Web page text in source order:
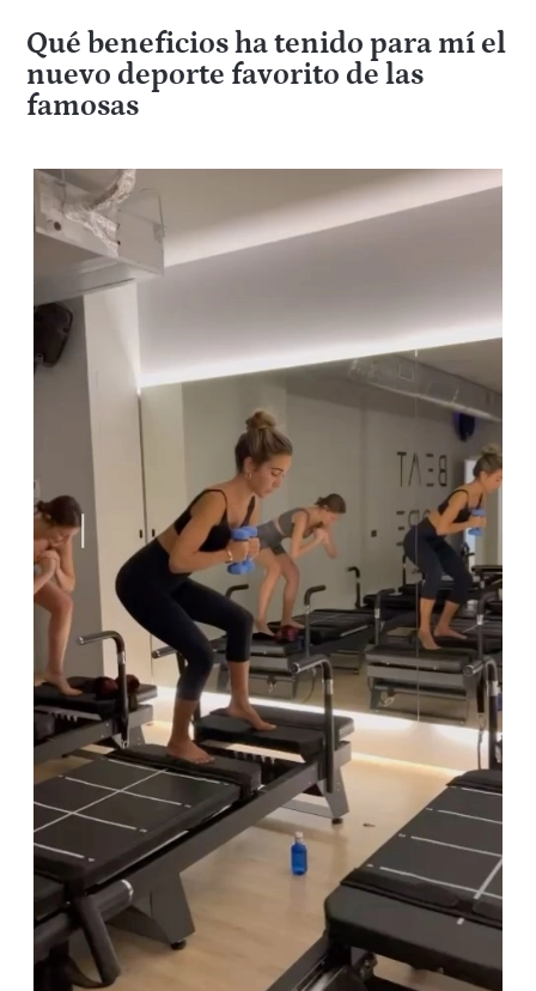
Qué beneficios ha tenido para mí el
nuevo deporte favorito de las
famosas